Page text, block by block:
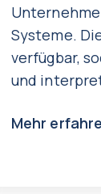
Systeme.
verfügbar,
und
Mehr